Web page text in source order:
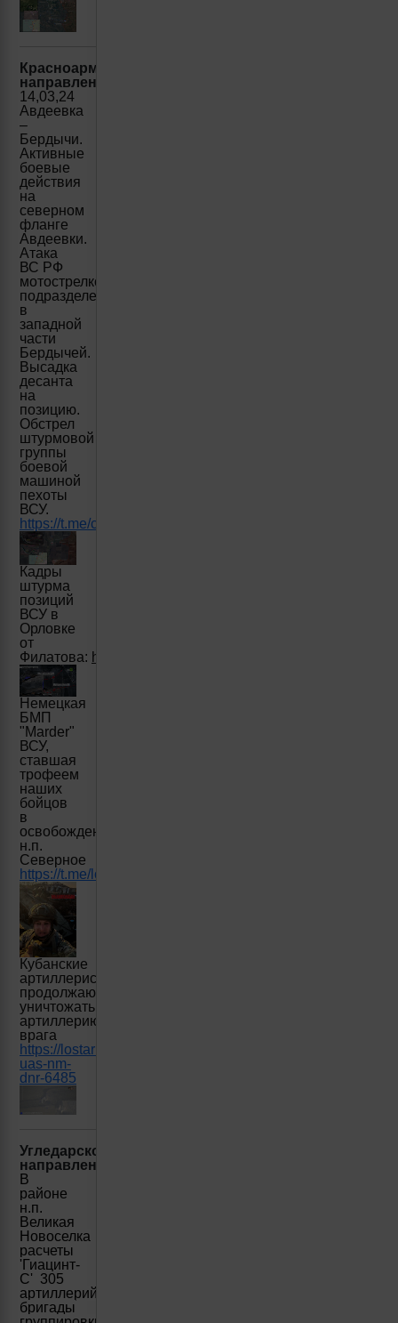
Красноармейское(Покровское)
направление:
14,03,24
Авдеевка
–
Бердычи.
Активные
боевые
действия
на
северном
фланге
Авдеевки.
Атака
ВС РФ
мотострелковым
подразделением
в
западной
части
Бердычей.
Высадка
десанта
на
позицию.
Обстрел
штурмовой
группы
боевой
машиной
пехоты
ВСУ.
https://t.me/creamy_caprice/4755
Кадры
штурма
позиций
ВСУ в
Орловке
от
Филатова: https://t.me/rt_russian/192655
Немецкая
БМП
"Marder"
ВСУ,
ставшая
трофеем
наших
бойцов
в
освобожденном
н.п.
Северное
https://t.me/lost_armour/2267
Кубанские
артиллеристы
продолжают
уничтожать
артиллерию
врага
https://lostarmour.info/news/kbb-
uas-nm-
dnr-6485
Угледарское
направление:
В
районе
н.п.
Великая
Новоселка
расчеты
'Гиацинт-
С' 305
артиллерийской
бригады